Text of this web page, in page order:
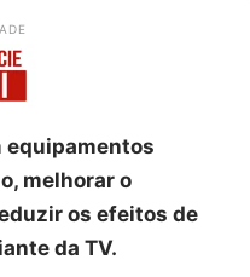
equipamentos
melhorar o
os efeitos de
da TV.